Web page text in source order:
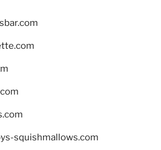
squishmallows.com